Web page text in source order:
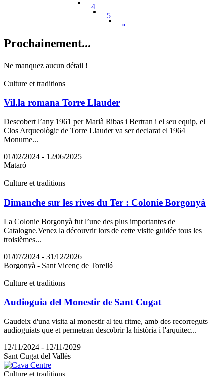
4
5
»
Prochainement...
Ne manquez aucun détail !
Culture et traditions
Vil.la romana Torre Llauder
Descobert l’any 1961 per Marià Ribas i Bertran i el seu equip, el
Clos Arqueològic de Torre Llauder va ser declarat el 1964
Monume...
01/02/2024 - 12/06/2025
Mataró
Culture et traditions
Dimanche sur les rives du Ter : Colonie Borgonyà
La Colonie Borgonyà fut l’une des plus importantes de
Catalogne.Venez la découvrir lors de cette visite guidée tous les
troisièmes...
01/07/2024 - 31/12/2026
Borgonyà - Sant Vicenç de Torelló
Culture et traditions
Audioguia del Monestir de Sant Cugat
Gaudeix d'una visita al monestir al teu ritme, amb dos recorreguts
audioguiats que et permetran descobrir la història i l'arquitec...
12/11/2024 - 12/11/2029
Sant Cugat del Vallès
Culture et traditions